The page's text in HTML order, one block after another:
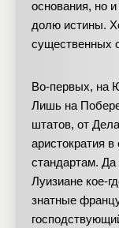
основания, но
долю истины.
существенных
Во-первых, на
Лишь на
штатов, от
аристократия
стандартам.
Луизиане кое-
знатные